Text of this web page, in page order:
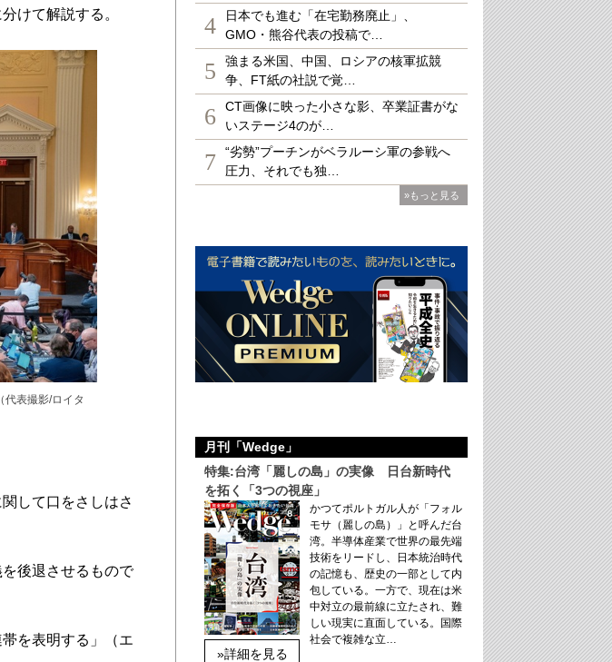
けて解説する。
代表撮影/ロイタ
して口をさしはさ
後退させるもので
を表明する」（エ
4
日本でも進む「在宅勤務廃止」、
GMO・熊谷代表の投稿で…
5
強まる米国、中国、ロシアの核軍拡競
争、FT紙の社説で覚…
6
CT画像に映った小さな影、卒業証書がな
いステージ4のが…
7
“劣勢”プーチンがベラルーシ軍の参戦へ
圧力、それでも独…
»もっと見る
月刊「Wedge」
特集:台湾「麗しの島」の実像 日台新時代
を拓く「3つの視座」
»詳細を見る
かつてポルトガル人が「フォル
モサ（麗しの島）」と呼んだ台
湾。半導体産業で世界の最先端
技術をリードし、日本統治時代
の記憶も、歴史の一部として内
包している。一方で、現在は米
中対立の最前線に立たされ、難
しい現実に直面している。国際
社会で複雑な立…